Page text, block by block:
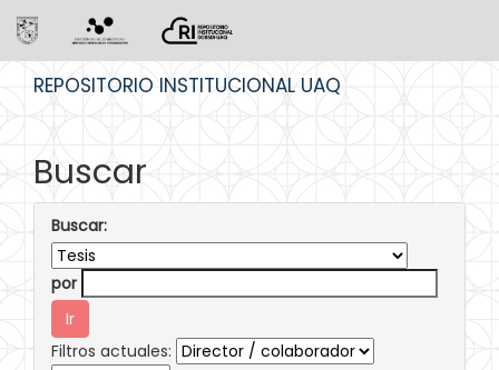
REPOSITORIO INSTITUCIONAL UAQ
Buscar
Buscar:
por
Filtros actuales: